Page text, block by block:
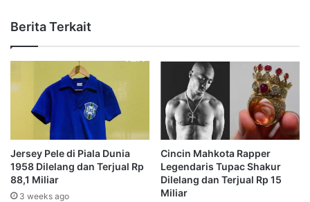
Berita Terkait
Jersey Pele di Piala Dunia
1958 Dilelang dan Terjual Rp
88,1 Miliar
3 weeks ago
Cincin Mahkota Rapper
Legendaris Tupac Shakur
Dilelang dan Terjual Rp 15
Miliar